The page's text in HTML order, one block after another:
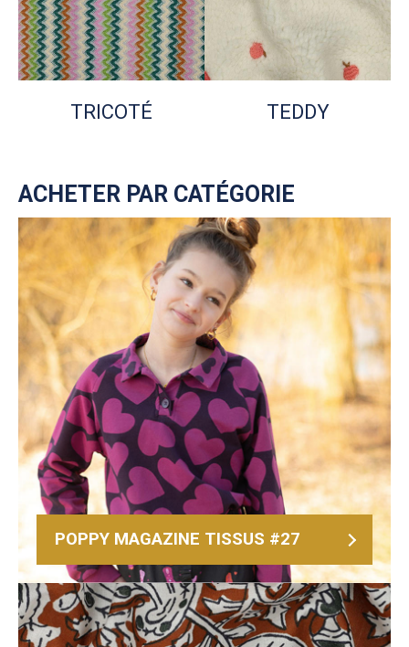
TRICOTÉ TEDDY
ACHETER PAR CATÉGORIE
POPPY MAGAZINE TISSUS #27